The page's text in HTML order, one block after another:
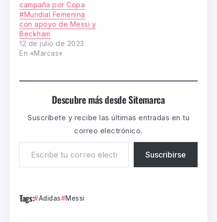
campaña por Copa
#Mundial Femenina
con apoyo de Messi y
Beckham
12 de julio de 2023
En «Marcas»
Descubre más desde Sitemarca
Suscríbete y recibe las últimas entradas en tu
correo electrónico.
Suscribirse
Tags: Adidas Messi